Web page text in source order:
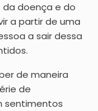
doença e do
a partir de uma
a sair dessa
de maneira
de
sentimentos